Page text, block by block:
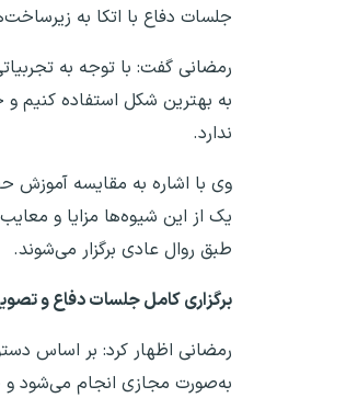
جلسات دفاع با اتکا به
رمضانی گفت: با توجه به
به بهترین شکل استفاده کنیم
ندارد.
وی با اشاره به مقایسه آموزش
یک از این شیوه‌ها مزایا و
طبق روال عادی برگزار می‌شوند.
برگزاری کامل جلسات دفاع و
رمضانی اظهار کرد: بر اساس
به‌صورت مجازی انجام می‌شود و